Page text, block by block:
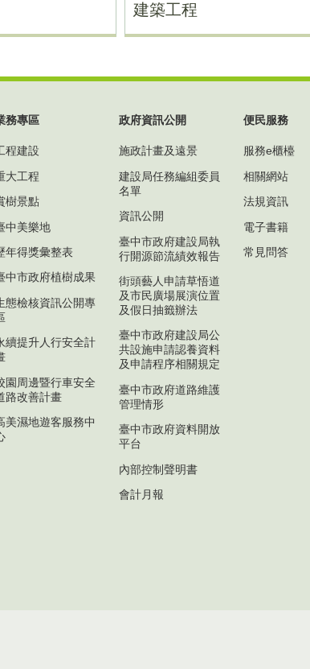
建築工程
務專區
程建設
大工程
樹景點
中美樂地
年得獎彙整表
中市政府植樹成果
態檢核資訊公開專
續提升人行安全計
園周邊暨行車安全
路改善計畫
美濕地遊客服務中
政府資訊公開
施政計畫及遠景
建設局任務編組委員
名單
資訊公開
臺中市政府建設局執
行開源節流績效報告
街頭藝人申請草悟道
及市民廣場展演位置
及假日抽籤辦法
臺中市政府建設局公
共設施申請認養資料
及申請程序相關規定
臺中市政府道路維護
管理情形
臺中市政府資料開放
平台
內部控制聲明書
會計月報
便民服務
服務e櫃檯
相關網站
法規資訊
電子書籍
常見問答